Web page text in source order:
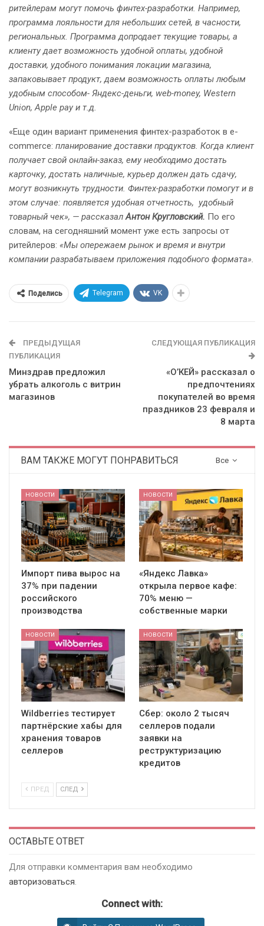
ритейлерам могут помочь финтех-разработки. Например,
программа лояльности для небольших сетей, в часности,
региональных. Программа допродает текущие товары, а
клиенту дает возможность удобной оплаты, удобной
доставки, удобного понимания локации магазина,
запаковывает продукт, даем возможность оплаты любым
удобным способом- Яндекс-деньги, web-money, Western
Union, Apple pay и т.д.
«Еще один вариант применения финтех-разработок в e-
commerce: планирование доставки продуктов. Когда клиент
получает свой онлайн-заказ, ему необходимо достать
карточку, достать наличные, курьер должен дать сдачу,
могут возникнуть трудности. Финтех-разработки помогут и в
этом случае: появляется удобная отчетность, удобный
товарный чек», — рассказалАнтон Кругловский. По его
словам, на сегодняшний момент уже есть запросы от
ритейлеров: «Мы опережаем рынок и время и внутри
компании разрабатываем приложения подобного формата».
Поделись Telegram VK
ПРЕДЫДУЩАЯ
ПУБЛИКАЦИЯ
Минздрав предложил
убрать алкоголь с витрин
магазинов
СЛЕДУЮЩАЯ ПУБЛИКАЦИЯ
«О’КЕЙ» рассказал о
предпочтениях
покупателей во время
праздников 23 февраля и
8 марта
Все
ВАМ ТАКЖЕ МОГУТ ПОНРАВИТЬСЯ
НОВОСТИ
Импорт пива вырос на
37% при падении
российского
производства
НОВОСТИ
«Яндекс Лавка»
открыла первое кафе:
70% меню —
собственные марки
НОВОСТИ
Wildberries тестирует
партнёрские хабы для
хранения товаров
селлеров
НОВОСТИ
Сбер: около 2 тысяч
селлеров подали
заявки на
реструктуризацию
кредитов
ПРЕД СЛЕД
ОСТАВЬТЕ ОТВЕТ
Для отправки комментария вам необходимо
авторизоваться.
Connect with: